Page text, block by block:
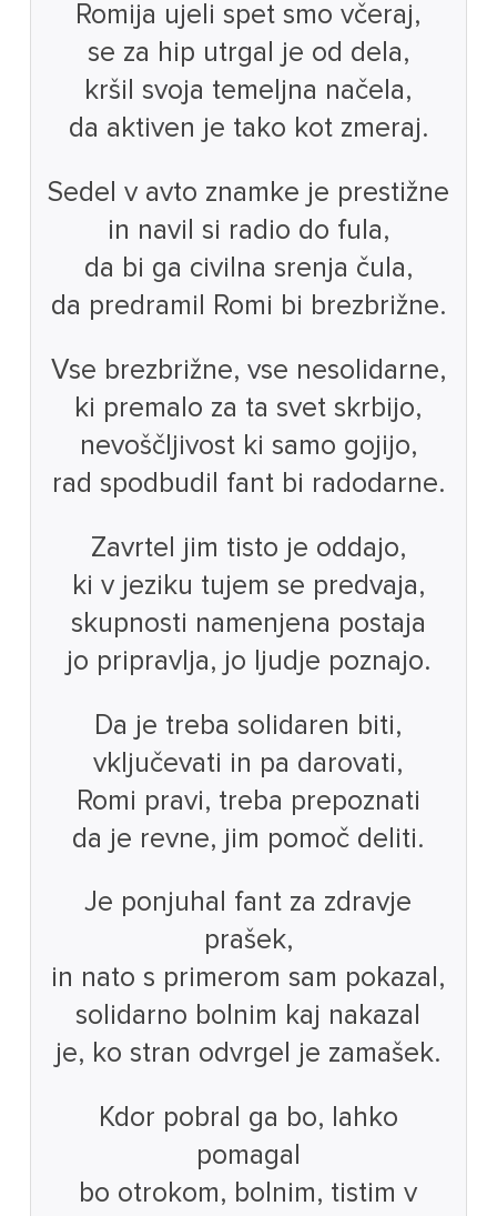
Romija ujeli spet smo včeraj,
se za hip utrgal je od dela,
kršil svoja temeljna načela,
da aktiven je tako kot zmeraj.
Sedel v avto znamke je prestižne
in navil si radio do fula,
da bi ga civilna srenja čula,
da predramil Romi bi brezbrižne.
Vse brezbrižne, vse nesolidarne,
ki premalo za ta svet skrbijo,
nevoščljivost ki samo gojijo,
rad spodbudil fant bi radodarne.
Zavrtel jim tisto je oddajo,
ki v jeziku tujem se predvaja,
skupnosti namenjena postaja
jo pripravlja, jo ljudje poznajo.
Da je treba solidaren biti,
vključevati in pa darovati,
Romi pravi, treba prepoznati
da je revne, jim pomoč deliti.
Je ponjuhal fant za zdravje
prašek,
in nato s primerom sam pokazal,
solidarno bolnim kaj nakazal
je, ko stran odvrgel je zamašek.
Kdor pobral ga bo, lahko
pomagal
bo otrokom, bolnim, tistim v